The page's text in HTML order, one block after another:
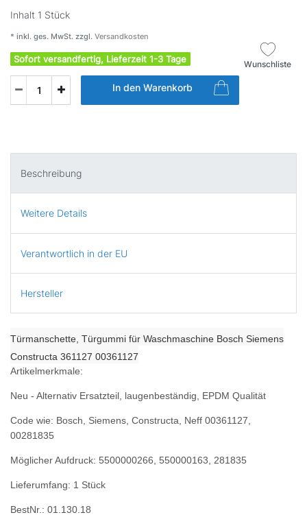
Inhalt 1 Stück
* inkl. ges. MwSt. zzgl. Versandkosten
Sofort versandfertig, Lieferzeit 1-3 Tage
In den Warenkorb
Wunschliste
Beschreibung
Weitere Details
Verantwortlich in der EU
Hersteller
Türmanschette, Türgummi für Waschmaschine Bosch Siemens
Constructa 361127 00361127
Artikelmerkmale:
Neu - Alternativ Ersatzteil, laugenbeständig, EPDM Qualität
Code wie: Bosch, Siemens, Constructa, Neff 00361127,
00281835
Möglicher Aufdruck: 5500000266, 550000163, 281835
Lieferumfang: 1 Stück
BestNr.: 01.130.18